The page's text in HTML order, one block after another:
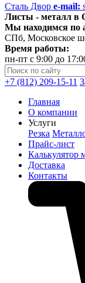
Сталь Двор e-mail:
Листы - металл в
Мы находимся по
СПб, Московское
Время работы:
пн-пт с 9:00 до
+7 (812) 209-15-11
Главная
О компании
Услуги
Резка
Прайс-лист
Калькулятор
Доставка
Контакты